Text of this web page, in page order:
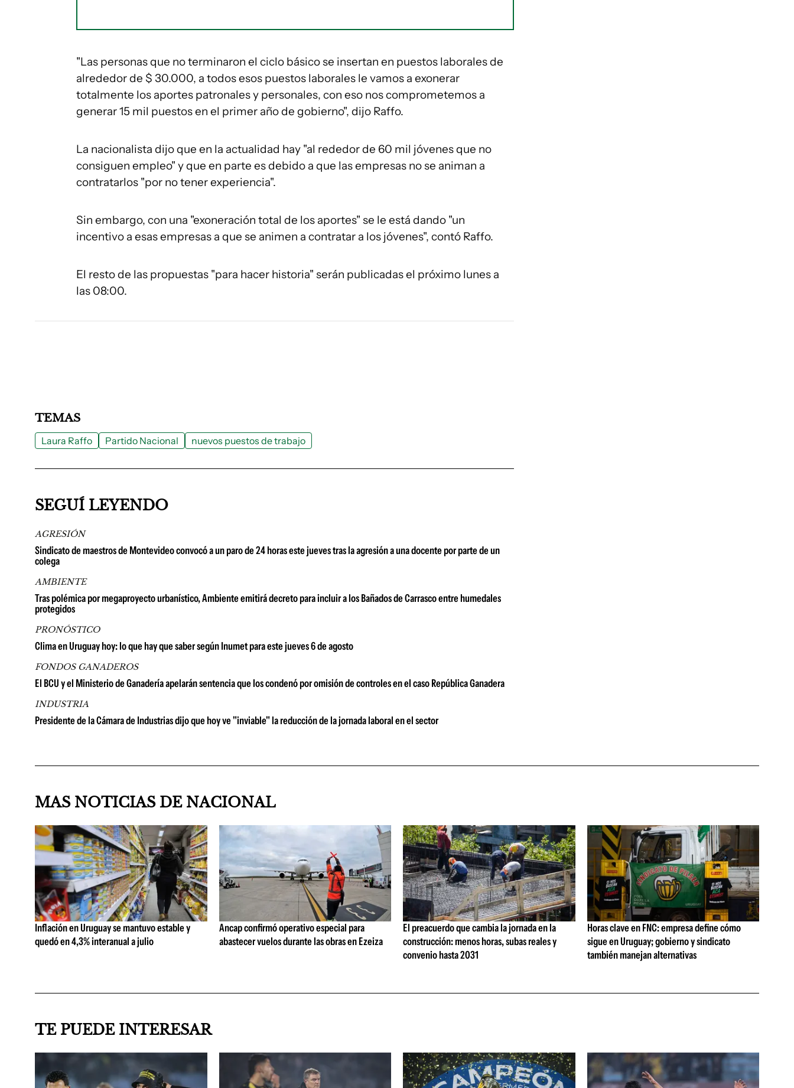
"Las personas que no terminaron el ciclo básico se insertan en puestos laborales de
alrededor de $ 30.000, a todos esos puestos laborales le vamos a exonerar
totalmente los aportes patronales y personales, con eso nos comprometemos a
generar 15 mil puestos en el primer año de gobierno", dijo Raffo.
La nacionalista dijo que en la actualidad hay "al rededor de 60 mil jóvenes que no
consiguen empleo" y que en parte es debido a que las empresas no se animan a
contratarlos "por no tener experiencia".
Sin embargo, con una "exoneración total de los aportes" se le está dando "un
incentivo a esas empresas a que se animen a contratar a los jóvenes", contó Raffo.
El resto de las propuestas "para hacer historia" serán publicadas el próximo lunes a
las 08:00.
TEMAS
Laura Raffo Partido Nacional nuevos puestos de trabajo
SEGUÍ LEYENDO
AGRESIÓN
Sindicato de maestros de Montevideo convocó a un paro de 24 horas este jueves tras la agresión a una docente por parte de un
colega
AMBIENTE
Tras polémica por megaproyecto urbanístico, Ambiente emitirá decreto para incluir a los Bañados de Carrasco entre humedales
protegidos
PRONÓSTICO
Clima en Uruguay hoy: lo que hay que saber según Inumet para este jueves 6 de agosto
FONDOS GANADEROS
El BCU y el Ministerio de Ganadería apelarán sentencia que los condenó por omisión de controles en el caso República Ganadera
INDUSTRIA
Presidente de la Cámara de Industrias dijo que hoy ve "inviable" la reducción de la jornada laboral en el sector
MAS NOTICIAS DE NACIONAL
Inflación en Uruguay se mantuvo estable y
quedó en 4,3% interanual a julio
Ancap confirmó operativo especial para
abastecer vuelos durante las obras en Ezeiza
El preacuerdo que cambia la jornada en la
construcción: menos horas, subas reales y
convenio hasta 2031
Horas clave en FNC: empresa define cómo
sigue en Uruguay; gobierno y sindicato
también manejan alternativas
TE PUEDE INTERESAR